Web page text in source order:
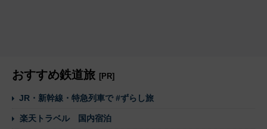
おすすめ鉄道旅 [PR]
JR・新幹線・特急列車で #ずらし旅
楽天トラベル 国内宿泊